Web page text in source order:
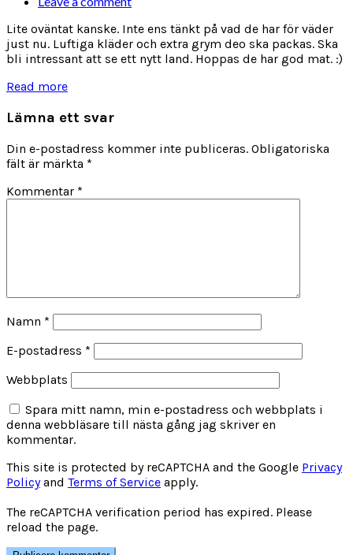
Lite oväntat kanske. Inte ens tänkt på vad de har för väder
just nu. Luftiga kläder och extra grym deo ska packas. Ska
bli intressant att se ett nytt land. Hoppas de har god mat. :)
Read more
Lämna ett svar
Din e-postadress kommer inte publiceras. Obligatoriska
fält är märkta *
Kommentar *
Namn *
E-postadress *
Webbplats
Spara mitt namn, min e-postadress och webbplats i
denna webbläsare till nästa gång jag skriver en
kommentar.
This site is protected by reCAPTCHA and the Google Privacy
Policyand Terms of Service apply.
The reCAPTCHA verification period has expired. Please
reload the page.